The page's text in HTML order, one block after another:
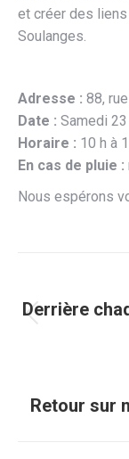
et créer des
Soulanges.
Adresse : 88,
Date : Samedi
Horaire : 10 h à
En cas de pluie :
Nous espérons
de
Derrière
Retour sur